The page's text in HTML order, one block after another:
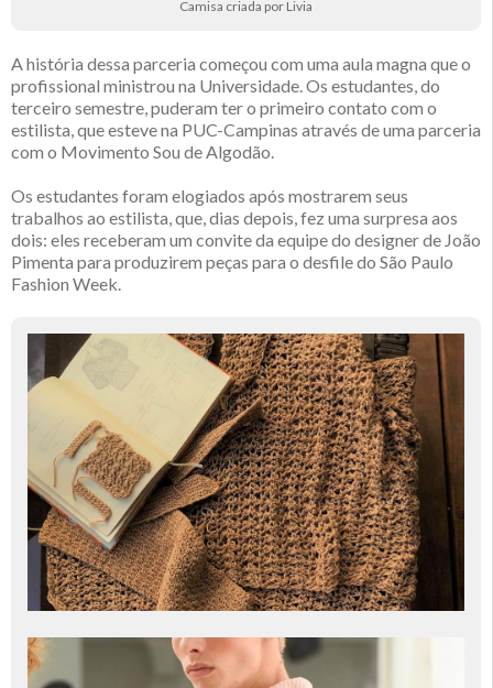
Camisa criada por Livia
A história dessa parceria começou com uma aula magna que o
profissional ministrou na Universidade. Os estudantes, do
terceiro semestre, puderam ter o primeiro contato com o
estilista, que esteve na PUC-Campinas através de uma parceria
com o Movimento Sou de Algodão.
Os estudantes foram elogiados após mostrarem seus
trabalhos ao estilista, que, dias depois, fez uma surpresa aos
dois: eles receberam um convite da equipe do designer de João
Pimenta para produzirem peças para o desfile do São Paulo
Fashion Week.